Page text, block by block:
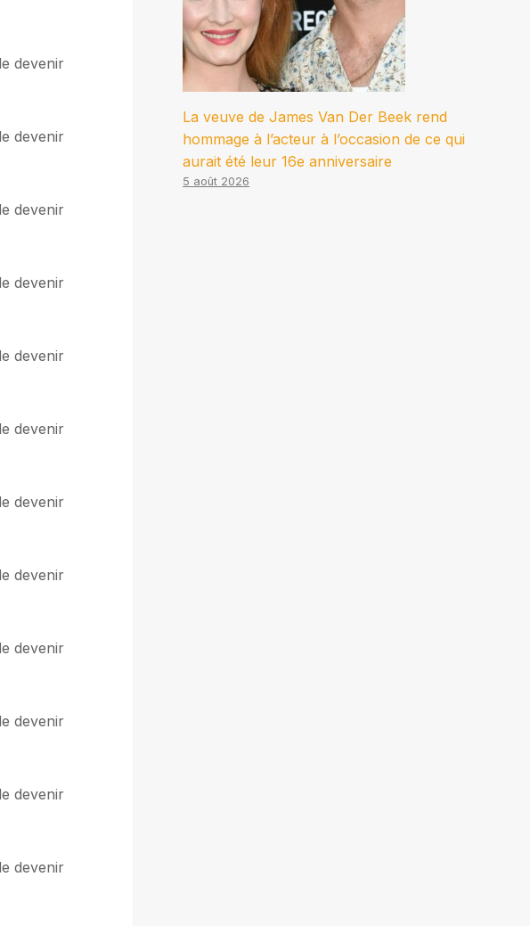
devenir
devenir
devenir
devenir
devenir
devenir
devenir
devenir
devenir
devenir
devenir
devenir
La veuve de James Van Der Beek rend
hommage à l’acteur à l’occasion de ce qui
aurait été leur 16e anniversaire
5 août 2026